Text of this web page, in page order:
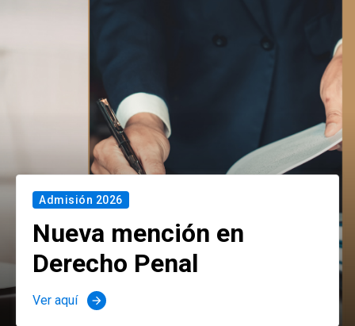
Admisión 2026
Nueva mención en
Derecho Penal
Ver aquí arrow_forward